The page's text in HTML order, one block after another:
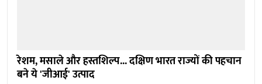
रेशम, मसाले और हस्तशिल्प... दक्षिण भारत राज्यों की पहचान
बने ये 'जीआई' उत्पाद